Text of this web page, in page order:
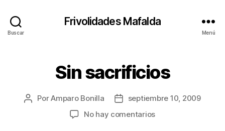
Buscar
Frivolidades Mafalda
Menú
Sin sacrificios
Autor
PorAmparo Bonilla
Fechaseptiembre 10, 2009
No hay comentariosen